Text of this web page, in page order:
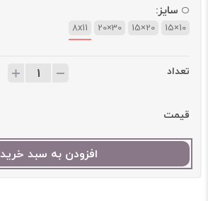
سایز:
10×15
20×15
30×20
8x11
تعداد
قیمت
افزودن به سبد خرید